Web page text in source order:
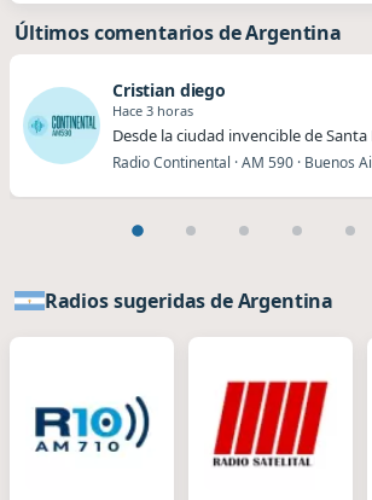
Últimos comentarios de Argentina
Cristian diego
Hace 3 horas
Desde la ciudad invencible de Santa
Radio Continental · AM 590 · Buenos
Radios sugeridas de Argentina